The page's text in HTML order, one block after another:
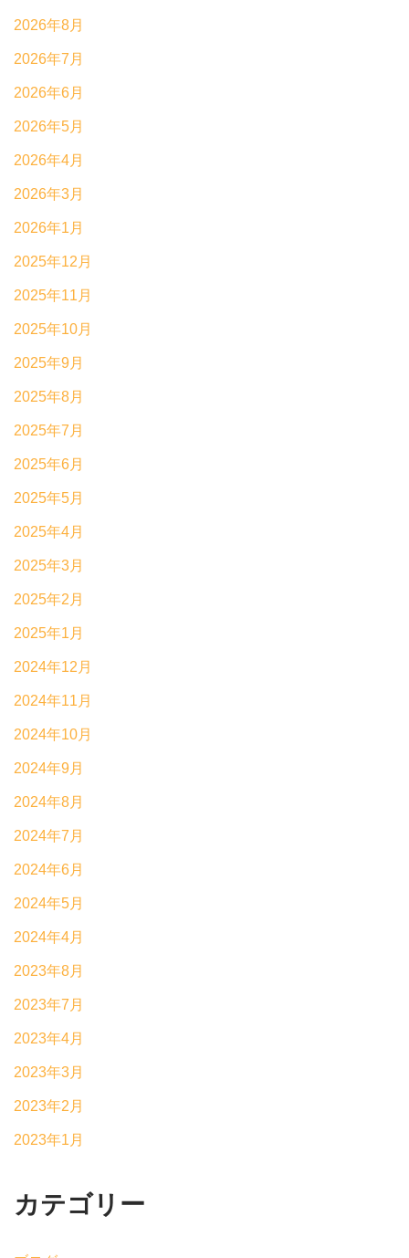
2026年8月
2026年7月
2026年6月
2026年5月
2026年4月
2026年3月
2026年1月
2025年12月
2025年11月
2025年10月
2025年9月
2025年8月
2025年7月
2025年6月
2025年5月
2025年4月
2025年3月
2025年2月
2025年1月
2024年12月
2024年11月
2024年10月
2024年9月
2024年8月
2024年7月
2024年6月
2024年5月
2024年4月
2023年8月
2023年7月
2023年4月
2023年3月
2023年2月
2023年1月
カテゴリー